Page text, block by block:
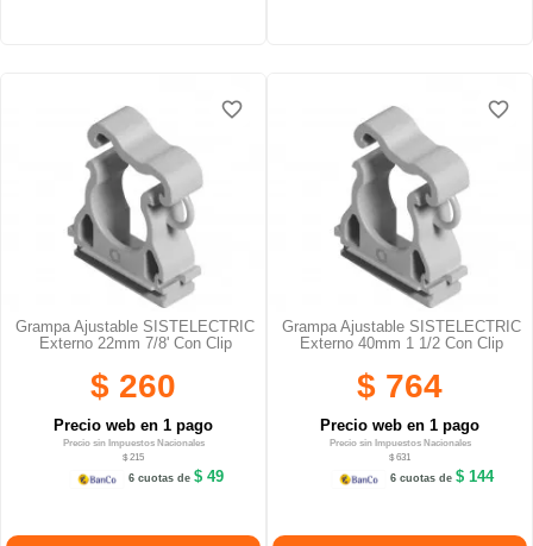
Grampa Ajustable SISTELECTRIC
Externo 22mm 7/8' Con Clip
$ 260
Precio web en 1 pago
Precio sin Impuestos Nacionales
$ 215
6 cuotas de $ 49
favorite_border
favorite_border
Grampa Ajustable SISTELECTRIC
Externo 40mm 1 1/2 Con Clip
$ 764
Precio web en 1 pago
Precio sin Impuestos Nacionales
$ 631
6 cuotas de$ 144
favorite_border
favorite_border